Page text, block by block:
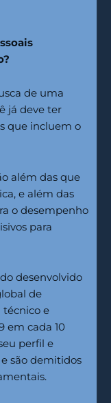
de uma
já deve ter
que incluem o
além das que
e além das
o desempenho
para
desenvolvido
de
técnico e
em cada 10
perfil e
são demitidos